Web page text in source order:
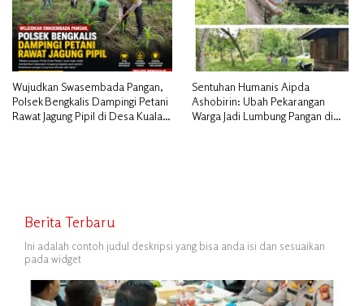
Wujudkan Swasembada Pangan,
Polsek Bengkalis Dampingi Petani
Rawat Jagung Pipil di Desa Kuala
Sentuhan Humanis Aipda
Ashobirin: Ubah Pekarangan
Warga Jadi Lumbung Pangan di
Berita Terbaru
Ini adalah contoh judul deskripsi yang bisa anda isi dan sesuaikan
pada widget